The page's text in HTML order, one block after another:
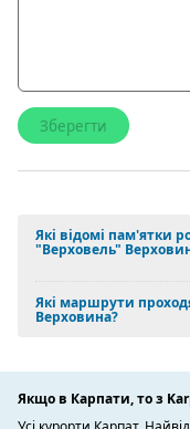
Які відомі пам'ятки
"Верховель"
Які маршрути
Верховина?
Якщо в Карпати, то з